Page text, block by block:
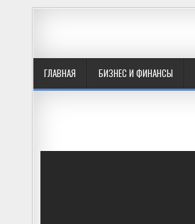
ГЛАВНАЯ БИЗНЕС И ФИНАНСЫ